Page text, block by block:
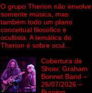
O grupo Therion não envolve
somente música, mas
também todo um plano
conceitual filosófico e
ocultista. A temática do
Therion é sobre ocul...
Cobertura de
Show: Graham
Bonnet Band –
26/07/2026 –